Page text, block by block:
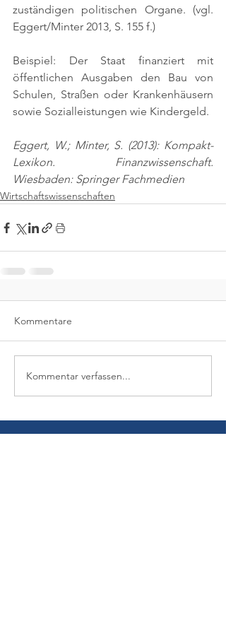
zuständigen politischen Organe. (vgl.
Eggert/Minter 2013, S. 155 f.)
Beispiel: Der Staat finanziert mit
öffentlichen Ausgaben den Bau von
Schulen, Straßen oder Krankenhäusern
sowie Sozialleistungen wie Kindergeld.
Eggert, W.; Minter, S. (2013): Kompakt-
Lexikon. Finanzwissenschaft.
Wiesbaden: Springer Fachmedien
Wirtschaftswissenschaften
Kommentare
Kommentar verfassen...